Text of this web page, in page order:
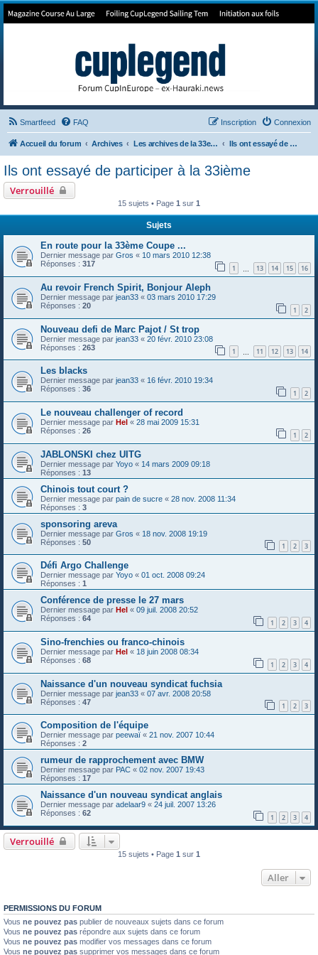
Forum de Cup In Europe
Smartfeed FAQ Connexion
Inscription
Accueil du forum Archives Les archives de la 33e America's Cup Ils ont essayé de participer à la 33ième
Ils ont essayé de participer à la 33ième
Verrouillé
15 sujets • Page 1 sur 1
Sujets
En route pour la 33ème Coupe ...
Dernier message par Gros « 10 mars 2010 12:38
Réponses : 317 1 13 14 15 16
Au revoir French Spirit, Bonjour Aleph
Dernier message par jean33 « 03 mars 2010 17:29
Réponses : 20 1 2
Nouveau defi de Marc Pajot / St trop
Dernier message par jean33 « 20 févr. 2010 23:08
Réponses : 263 1 11 12 13 14
Les blacks
Dernier message par jean33 « 16 févr. 2010 19:34
Réponses : 36 1 2
Le nouveau challenger of record
Dernier message par Hel « 28 mai 2009 15:31
Réponses : 26 1 2
JABLONSKI chez UITG
Dernier message par Yoyo « 14 mars 2009 09:18
Réponses : 13
Chinois tout court ?
Dernier message par pain de sucre « 28 nov. 2008 11:34
Réponses : 3
sponsoring areva
Dernier message par Gros « 18 nov. 2008 19:19
Réponses : 50 1 2 3
Défi Argo Challenge
Dernier message par Yoyo « 01 oct. 2008 09:24
Réponses : 1
Conférence de presse le 27 mars
Dernier message par Hel « 09 juil. 2008 20:52
Réponses : 64 1 2 3 4
Sino-frenchies ou franco-chinois
Dernier message par Hel « 18 juin 2008 08:34
Réponses : 68 1 2 3 4
Naissance d'un nouveau syndicat fuchsia
Dernier message par jean33 « 07 avr. 2008 20:58
Réponses : 47 1 2 3
Composition de l'équipe
Dernier message par peewaï « 21 nov. 2007 10:44
Réponses : 2
rumeur de rapprochement avec BMW
Dernier message par PAC « 02 nov. 2007 19:43
Réponses : 17
Naissance d'un nouveau syndicat anglais
Dernier message par adelaar9 « 24 juil. 2007 13:26
Réponses : 62 1 2 3 4
Verrouillé
15 sujets • Page 1 sur 1
Aller
PERMISSIONS DU FORUM
Vous ne pouvez pas publier de nouveaux sujets dans ce forum
Vous ne pouvez pas répondre aux sujets dans ce forum
Vous ne pouvez pas modifier vos messages dans ce forum
Vous ne pouvez pas supprimer vos messages dans ce forum